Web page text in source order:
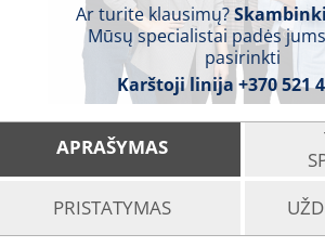
Ar turite klausimų?
Mūsų specialistai padės
pasirinkti
Karštoji linija +370 521
APRAŠYMAS
PRISTATYMAS